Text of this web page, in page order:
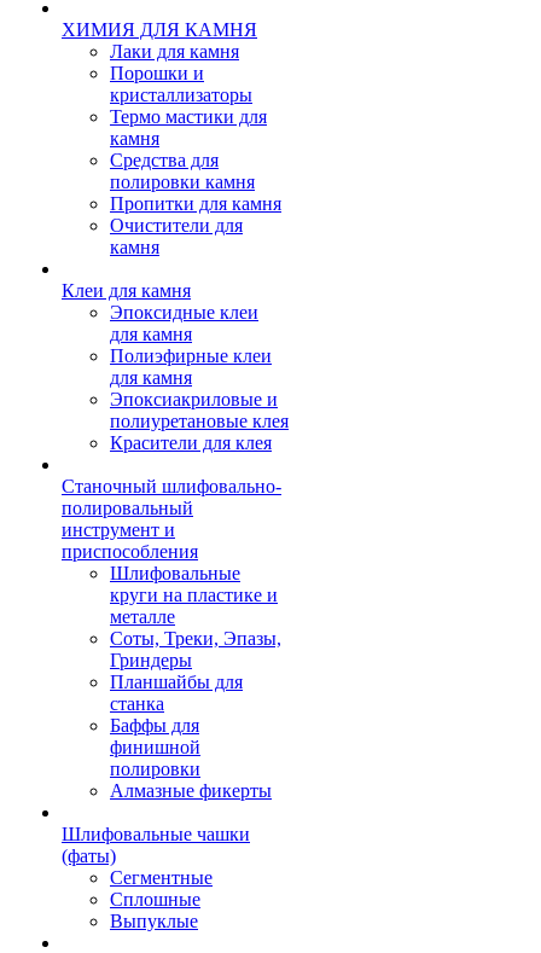
ХИМИЯ ДЛЯ КАМНЯ
Лаки для камня
Порошки и
кристаллизаторы
Термо мастики для
камня
Средства для
полировки камня
Пропитки для камня
Очистители для
камня
Клеи для камня
Эпоксидные клеи
для камня
Полиэфирные клеи
для камня
Эпоксиакриловые и
полиуретановые клея
Красители для клея
Станочный шлифовально-
полировальный
инструмент и
приспособления
Шлифовальные
круги на пластике и
металле
Соты, Треки, Эпазы,
Гриндеры
Планшайбы для
станка
Баффы для
финишной
полировки
Алмазные фикерты
Шлифовальные чашки
(фаты)
Сегментные
Сплошные
Выпуклые